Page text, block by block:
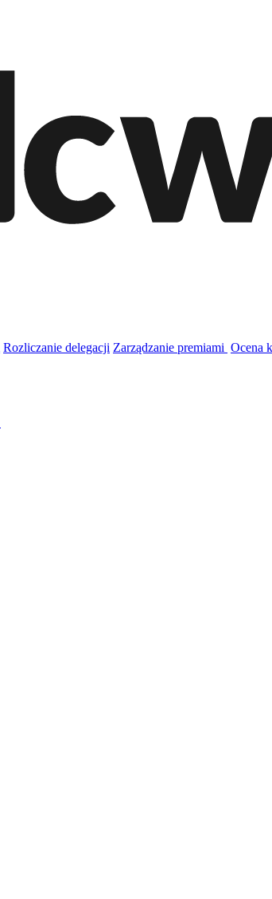
Rozliczanie delegacji Zarządzanie premiami Ocena